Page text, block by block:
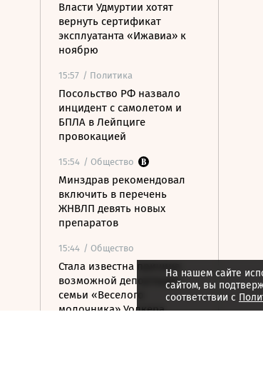
Власти Удмуртии хотят
вернуть сертификат
эксплуатанта «Ижавиа» к
ноябрю
15:57 / Политика
Посольство РФ назвало
инцидент с самолетом и
БПЛА в Лейпциге
провокацией
15:54 / Общество
Минздрав рекомендовал
включить в перечень
ЖНВЛП девять новых
препаратов
15:44 / Общество
Стала известна причина
возможной депортации
семьи «Веселого
молочника» Уолкера
На нашем сайте
сайтом, вы
соответствии с